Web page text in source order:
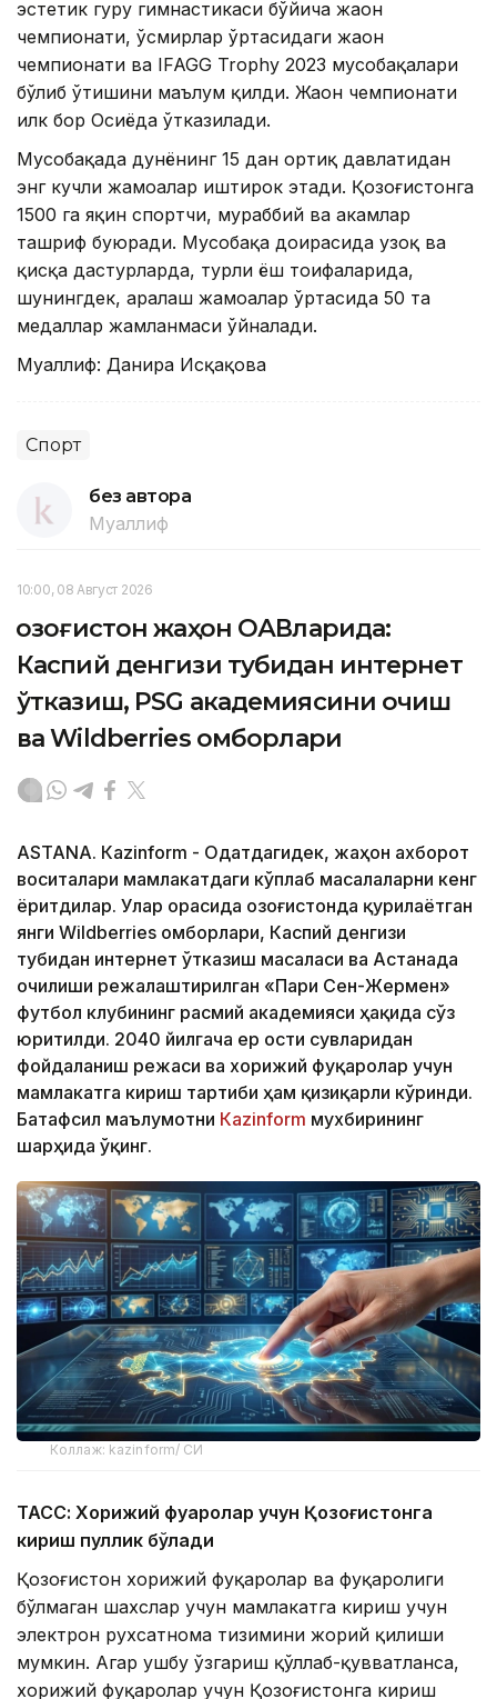
эстетик гуруҳ гимнастикаси бўйича жаҳон
чемпионати, ўсмирлар ўртасидаги жаҳон
чемпионати ва IFAGG Trophy 2023 мусобақалари
бўлиб ўтишини маълум қилди. Жаҳон чемпионати
илк бор Осиёда ўтказилади.
Мусобақада дунёнинг 15 дан ортиқ давлатидан
энг кучли жамоалар иштирок этади. Қозоғистонга
1500 га яқин спортчи, мураббий ва ҳакамлар
ташриф буюради. Мусобақа доирасида узоқ ва
қисқа дастурларда, турли ёш тоифаларида,
шунингдек, аралаш жамоалар ўртасида 50 та
медаллар жамланмаси ўйналади.
Муаллиф: Данира Исқақова
Спорт
без автора
Муаллиф
10:00, 08 Август 2026
Қозоғистон жаҳон ОАВларида:
Каспий денгизи тубидан интернет
ўтказиш, PSG академиясини очиш
ва Wildberries омборлари
ASTANА. Кazinform - Одатдагидек, жаҳон ахборот
воситалари мамлакатдаги кўплаб масалаларни кенг
ёритдилар. Улар орасида Қозоғистонда қурилаётган
янги Wildberries омборлари, Каспий денгизи
тубидан интернет ўтказиш масаласи ва Астанада
очилиши режалаштирилган «Пари Сен-Жермен»
футбол клубининг расмий академияси ҳақида сўз
юритилди. 2040 йилгача ер ости сувларидан
фойдаланиш режаси ва хорижий фуқаролар учун
мамлакатга кириш тартиби ҳам қизиқарли кўринди.
Батафсил маълумотни Кazinform мухбирининг
шарҳида ўқинг.
Коллаж: kazinform/ СИ
ТАСС: Хорижий фуқаролар учун Қозоғистонга
кириш пуллик бўлади
Қозоғистон хорижий фуқаролар ва фуқаролиги
бўлмаган шахслар учун мамлакатга кириш учун
электрон рухсатнома тизимини жорий қилиши
мумкин. Агар ушбу ўзгариш қўллаб-қувватланса,
хорижий фуқаролар учун Қозоғистонга кириш